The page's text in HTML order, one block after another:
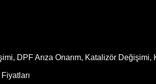
DPF Arıza Onarım, Katalizör Değişimi,